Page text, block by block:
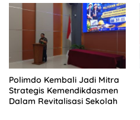
Polimdo Kembali Jadi Mitra
Strategis Kemendikdasmen
Dalam Revitalisasi Sekolah